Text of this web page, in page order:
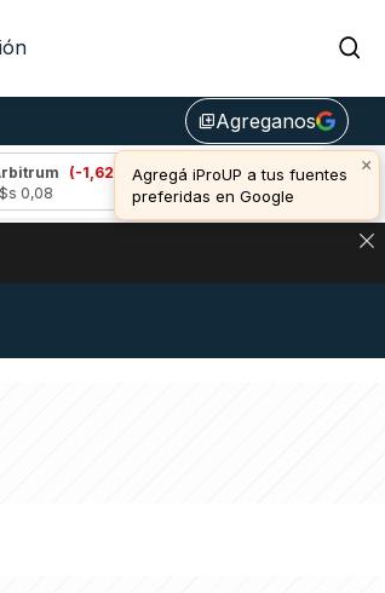
library_addAgreganos
×
Agregá iProUP a tus fuentes
preferidas en Google
1,62%)
Bitcoin (0,53%)
u$s 64.772,00
DÓLAR CRIPTO Y EXCHANGES